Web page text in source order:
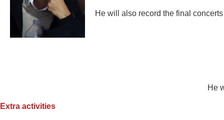
He will also record the final
He
Extra activities